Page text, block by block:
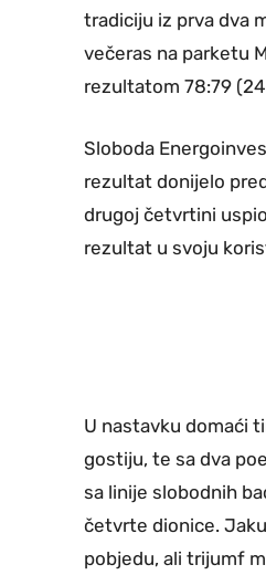
tradiciju iz prva dva
večeras na parketu
rezultatom 78:79
Sloboda
rezultat donijelo
drugoj četvrtini
rezultat u svoju
U nastavku domaći
gostiju, te sa dva
sa linije slobodnih
četvrte dionice.
pobjedu, ali trijumf